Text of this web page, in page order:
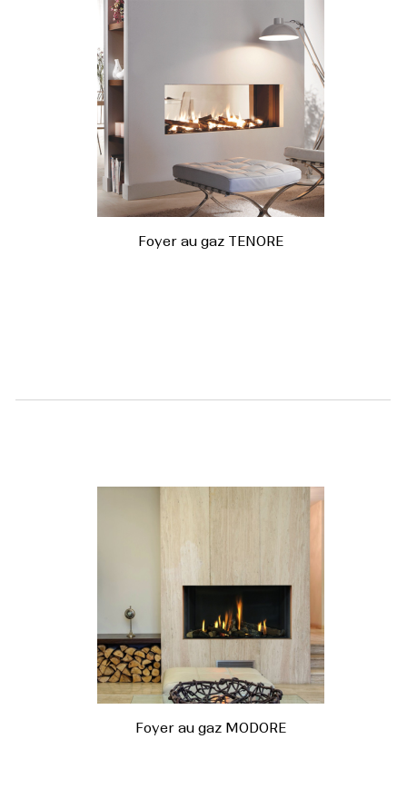
Foyer au gaz TENORE
Foyer au gaz MODORE